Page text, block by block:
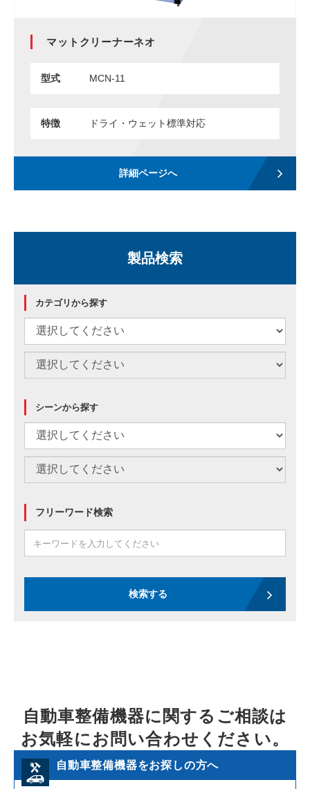
マットクリーナーネオ
型式 MCN-11
特徴 ドライ・ウェット標準対応
詳細ページへ
製品検索
カテゴリから探す
シーンから探す
フリーワード検索
検索する
自動車整備機器に関するご相談は
お気軽にお問い合わせください。
自動車整備機器をお探しの方へ